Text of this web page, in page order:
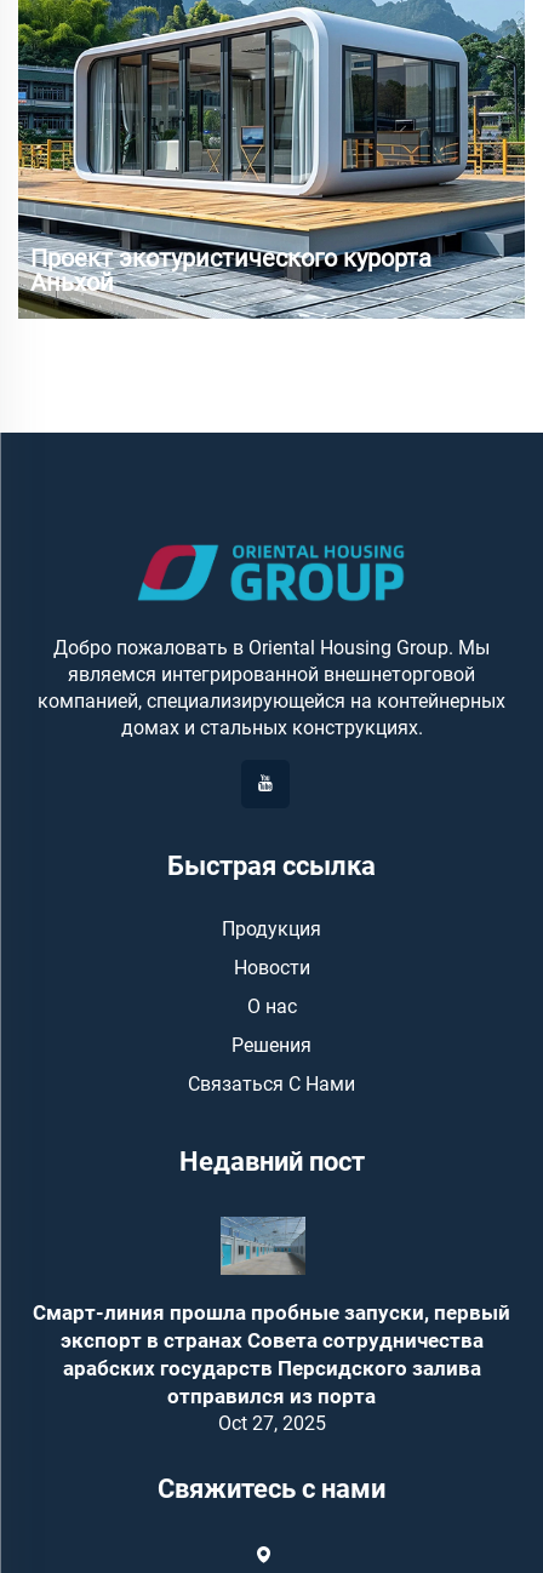
Проект экотуристического курорта
Аньхой
спроса на экотуризм и персонализированное
Добро пожаловать в Oriental Housing Group. Мы
являемся интегрированной внешнеторговой
компанией, специализирующейся на контейнерных
домах и стальных конструкциях.
Быстрая ссылка
Продукция
Новости
О нас
Решения
Связаться С Нами
Недавний пост
Смарт-линия прошла пробные запуски, первый
экспорт в странах Совета сотрудничества
арабских государств Персидского залива
отправился из порта
Oct 27, 2025
Свяжитесь с нами